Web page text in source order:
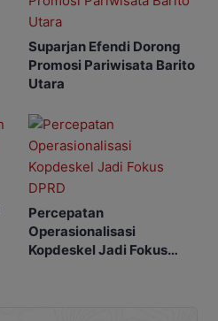
Suparjan Efendi Dorong
Promosi Pariwisata Barito
Utara
Percepatan
Operasionalisasi
Kopdeskel Jadi Fokus